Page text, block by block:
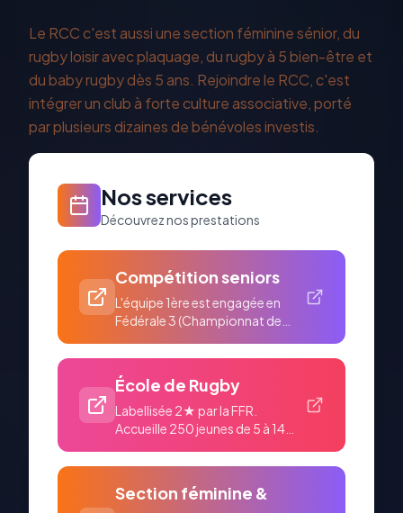
Le RCC c'est aussi une section féminine sénior, du
rugby loisir avec plaquage, du rugby à 5 bien-être et
du baby rugby dès 5 ans. Rejoindre le RCC, c'est
intégrer un club à forte culture associative, porté
par plusieurs dizaines de bénévoles investis.
Nos services
Découvrez nos prestations
Compétition seniors
L'équipe 1ère est engagée en
Fédérale 3 (Championnat de
École de Rugby
Labellisée 2★ par la FFR.
Accueille 250 jeunes de 5 à 14
Section féminine &